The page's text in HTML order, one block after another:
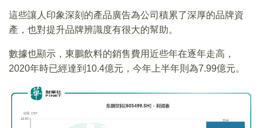
這些讓人印象深刻的產品廣告為公司積累了深厚的品牌資
產，也對提升品牌辨識度有很大的幫助。
數據也顯示，東鵬飲料的銷售費用近些年在逐年走高，
2020年時已經達到10.4億元，今年上半年則為7.99億元。